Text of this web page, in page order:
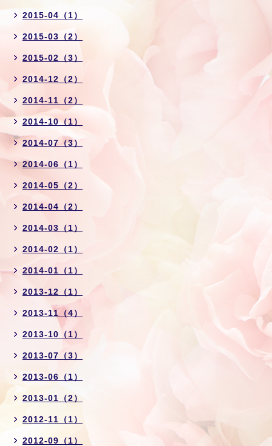
2015-04（1）
2015-03（2）
2015-02（3）
2014-12（2）
2014-11（2）
2014-10（1）
2014-07（3）
2014-06（1）
2014-05（2）
2014-04（2）
2014-03（1）
2014-02（1）
2014-01（1）
2013-12（1）
2013-11（4）
2013-10（1）
2013-07（3）
2013-06（1）
2013-01（2）
2012-11（1）
2012-09（1）